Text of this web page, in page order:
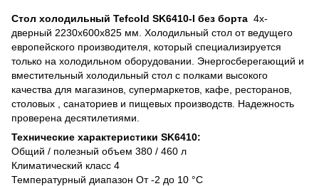
Стол холодильный Tefcold SK6410-I без борта 4х-
дверный 2230x600x825 мм. Холодильный стол от ведущего
европейского производителя, который специализируется
только на холодильном оборудовании. Энергосберегающий и
вместительный холодильный стол с полками высокого
качества для магазинов, супермаркетов, кафе, ресторанов,
столовых , санаториев и пищевых производств. Надежность
проверена десятилетиями.
Технические характеристики SK6410:
Общий / полезный объем 380 / 460 л
Климатический класс 4
Температурный диапазон От -2 до 10 °C